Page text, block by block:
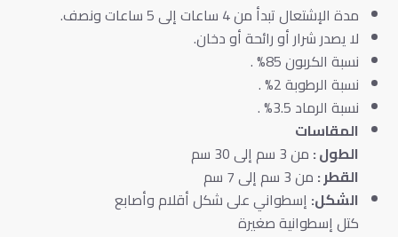
مدة الإشتعال تبدأ من 4 ساعات إلى 5 ساعات ونصف.
لا يصدر شرار أو رائحة أو دخان.
نسبة الكربون 85% .
نسبة الرطوبة 2% .
نسبة الرماد 3.5% .
المقاسات
الطول : من 3 سم إلى 30 سم
القطر : من 3 سم إلى 7 سم
الشكل: إسطواني على شكل أقلام وأصابع
كتل إسطوانية صغيرة